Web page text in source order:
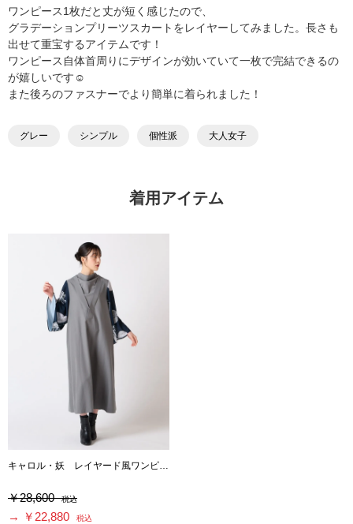
ワンピース1枚だと丈が短く感じたので、
グラデーションプリーツスカートをレイヤーしてみました。長さも
出せて重宝するアイテムです！
ワンピース自体首周りにデザインが効いていて一枚で完結できるの
が嬉しいです☺️
また後ろのファスナーでより簡単に着られました！
グレー シンプル 個性派 大人女子
着用アイテム
￥28,600 税込
→ ￥22,880 税込